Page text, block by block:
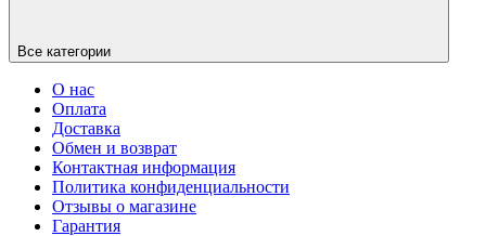
Все категории
О нас
Оплата
Доставка
Обмен и возврат
Контактная информация
Политика конфиденциальности
Отзывы о магазине
Гарантия